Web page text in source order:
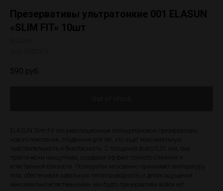
Презервативы ультратонкие 001 ELASUN
«SLIM FIT» 10шт
590 руб.
ELASUN Slim Fit это революционные полиуретановые презервативы
нового поколения, созданные для тех, кто ищет максимальную
чувствительность и безопасность. С толщиной всего 0,01 мм, они
практически неощутимы, создавая эффект полного слияния и
естественной близости. Полиуретан мгновенно принимает температуру
тела, обеспечивая идеальную теплопроводность и делая ощущения
максимально естественными, как будто презерватива вовсе нет.